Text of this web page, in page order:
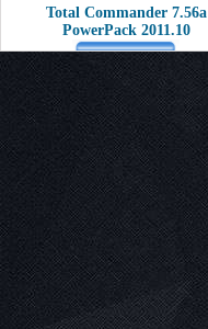
Total Commander 7.56a
PowerPack 2011.10